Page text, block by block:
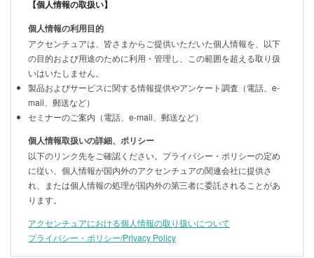
【個人情報の取扱い】
個人情報の利用目的
アクセンチュアは、皆さまからご提供いただいた個人情報を、以下
の目的および用途のために利用・管理し、この範囲を超える取り扱
いはいたしません。
製品およびサービスに関する情報提供やアンケート調査（電話、e-
mail、郵送など）
セミナーのご案内（電話、e-mail、郵送など）
個人情報取扱いの詳細、ポリシー
以下のリンク先をご確認ください。プライバシー・ポリシーの定め
に従い、個人情報が国内外のアクセンチュアの関連会社に提供さ
れ、または個人情報の処理が国内外の第三者に委託されることがあ
ります。
アクセンチュアにおける個人情報の取り扱いについて
プライバシー・ポリシー/Privacy Policy